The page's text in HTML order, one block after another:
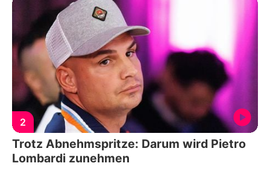
2
Trotz Abnehmspritze: Darum wird Pietro
Lombardi zunehmen